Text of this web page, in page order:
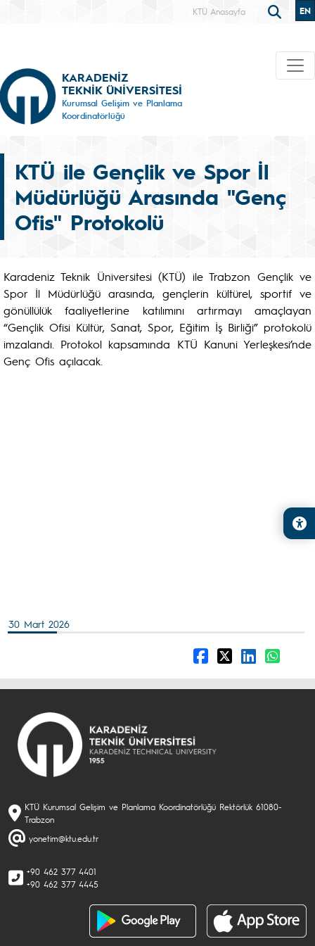
KTÜ Anasayfa EN
KARADENİZ
TEKNİK ÜNİVERSİTESİ
Kurumsal Gelişim ve Planlama
Koordinatörlüğü
KTÜ ile Gençlik ve Spor İl
Müdürlüğü Arasında "Genç
Ofis" Protokolü
Karadeniz Teknik Üniversitesi (KTÜ) ile Trabzon Gençlik ve
Spor İl Müdürlüğü arasında, gençlerin kültürel, sportif ve
gönüllülük faaliyetlerine katılımını artırmayı amaçlayan
“Gençlik Ofisi Kültür, Sanat, Spor, Eğitim İş Birliği” protokolü
imzalandı. Protokol kapsamında KTÜ Kanuni Yerleşkesi’nde
Genç Ofis açılacak.
30 Mart 2026
KTÜ Kurumsal Gelişim ve Planlama Koordinatörlüğü Rektörlük 61080-
Trabzon
yonetim@ktu.edu.tr
+90 462 377 4401
+90 462 377 4445